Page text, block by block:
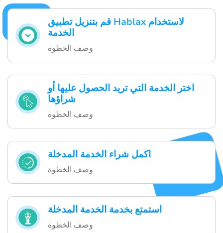
قم بتنزيل تطبيق Hablax لاستخدام
الخدمة
وصف الخطوة
اختر الخدمة التي تريد الحصول عليها أو
شراؤها
وصف الخطوة
اكمل شراء الخدمة المدخلة
وصف الخطوة
استمتع بخدمة الخدمة المدخلة
وصف الخطوة